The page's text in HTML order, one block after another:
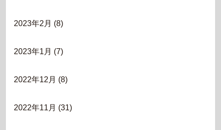
2023年2月 (8)
2023年1月 (7)
2022年12月 (8)
2022年11月 (31)